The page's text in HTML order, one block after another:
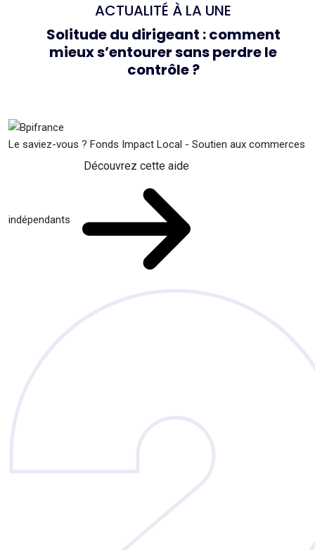
ACTUALITÉ À LA UNE
Solitude du dirigeant : comment
mieux s’entourer sans perdre le
contrôle ?
Le saviez-vous ? Fonds Impact Local - Soutien aux commerces
indépendants
Découvrez cette aide